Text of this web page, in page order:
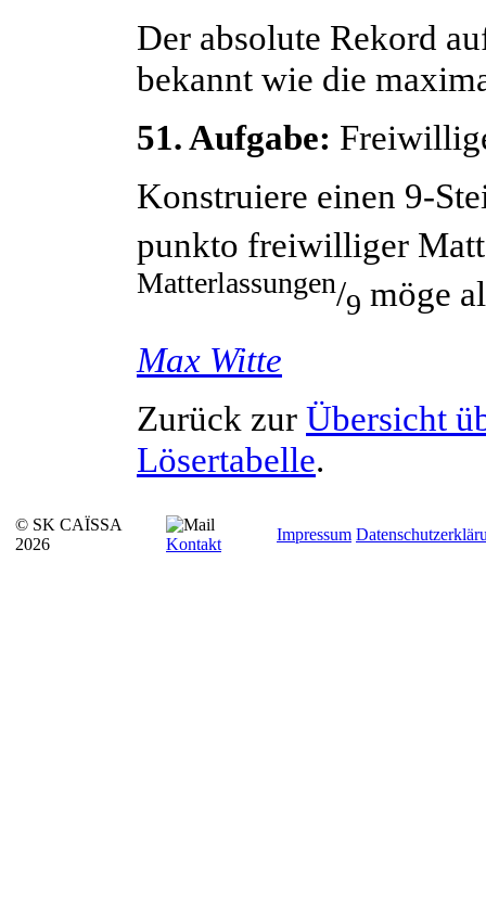
Der absolute Rekord
bekannt wie die
51. Aufgabe:
Konstruiere einen 9-
punkto freiwilliger
Matterlassungen/9 möge
Max Witte
Zurück zur Übersicht
Lösertabelle.
© SK CAÏSSA
2026
Kontakt
Impressum